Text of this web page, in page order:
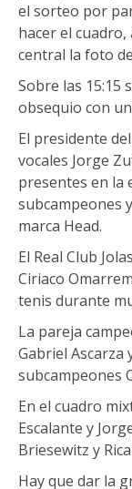
el sorteo por
hacer el
central la foto
Sobre las 15:15
obsequio con
El presidente
vocales Jorge
presentes en la
subcampeones
marca Head.
El Real Club
Ciriaco
tenis durante
La pareja
Gabriel Ascarza
subcampeones
En el cuadro
Escalante y
Briesewitz y
Hay que dar la